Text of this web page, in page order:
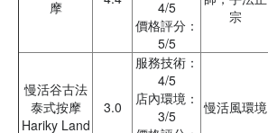
摩
4/5
價格評分：
5/5
宗
慢活谷古法
泰式按摩
Hariky Land
3.0
服務技術：
4/5
店內環境：
3/5
慢活風環境